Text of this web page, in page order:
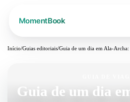
Início/Guias editoriais/Guia de um dia em Ala-
Guia de um dia